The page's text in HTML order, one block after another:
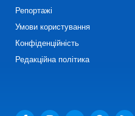
Репортажі
Умови користування
Конфіденційність
Редакційна політика